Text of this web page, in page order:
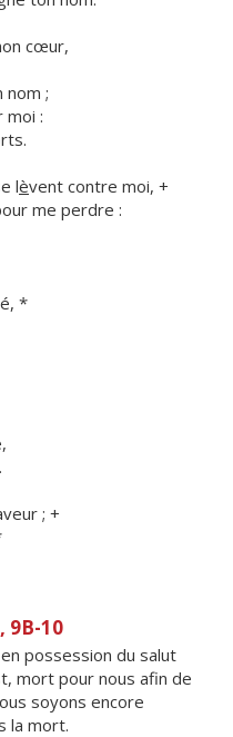
cœur,
nom ;
moi :
lèvent contre moi, +
me perdre :
*
; +
9B-10
possession du salut
mort pour nous afin de
soyons encore
la mort.